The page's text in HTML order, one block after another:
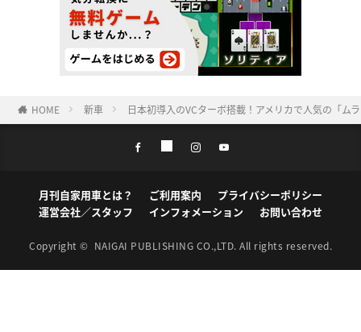
HOME 新車 日本初導入のVCターボ搭載！アメリカで人気の「ム
月刊自家用車とは？ ご利用案内
プライバシーポリシー
運営会社／スタッフ
インフォメーション お問い合わせ
Copyright © NAIGAI PUBLISHING CO.,LTD. All rights reserved.